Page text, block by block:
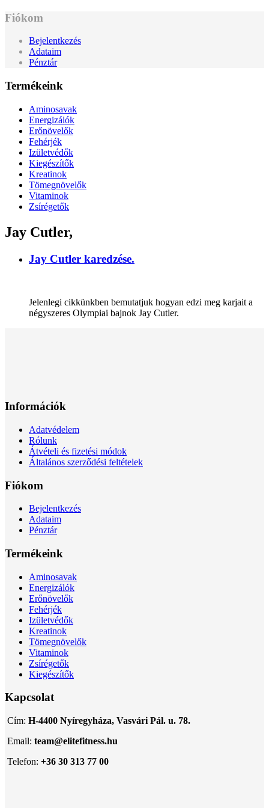
Fiókom
Bejelentkezés
Adataim
Pénztár
Termékeink
Aminosavak
Energizálók
Erőnövelők
Fehérjék
Izületvédők
Kiegészítők
Kreatinok
Tömegnövelők
Vitaminok
Zsírégetők
Jay Cutler,
Jay Cutler karedzése.
Jelenlegi cikkünkben bemutatjuk hogyan edzi meg karjait a
négyszeres Olympiai bajnok Jay Cutler.
Információk
Adatvédelem
Rólunk
Átvételi és fizetési módok
Általános szerződési feltételek
Fiókom
Bejelentkezés
Adataim
Pénztár
Termékeink
Aminosavak
Energizálók
Erőnövelők
Fehérjék
Izületvédők
Kreatinok
Tömegnövelők
Vitaminok
Zsírégetők
Kiegészítők
Kapcsolat
Cím: H-4400 Nyíregyháza, Vasvári Pál. u. 78.
Email: team@elitefitness.hu
Telefon: +36 30 313 77 00